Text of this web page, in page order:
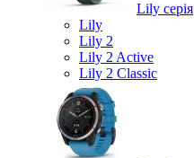
Lily серія
Lily
Lily 2
Lily 2 Active
Lily 2 Classic